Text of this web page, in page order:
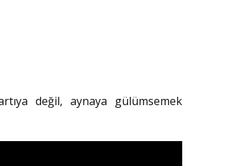
değil, aynaya gülümsemek